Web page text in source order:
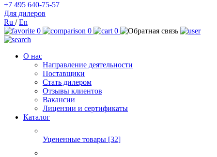
+7 495 640-75-57
Для дилеров
Ru /En
0
0 0
О нас
Направление деятельности
Поставщики
Стать дилером
Отзывы клиентов
Вакансии
Лицензии и сертификаты
Каталог
Уцененные товары [32]